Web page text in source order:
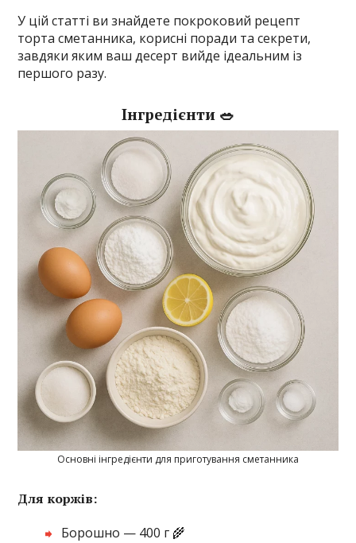
У цій статті ви знайдете покроковий рецепт
торта сметанника, корисні поради та секрети,
завдяки яким ваш десерт вийде ідеальним із
першого разу.
Інгредієнти 🥗
Основні інгредієнти для приготування сметанника
Для коржів:
Борошно — 400 г 🌾